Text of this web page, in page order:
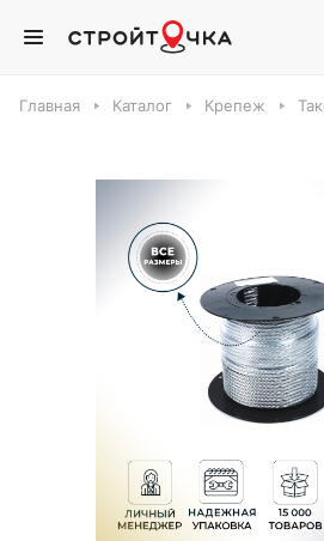
Главная Каталог Крепеж